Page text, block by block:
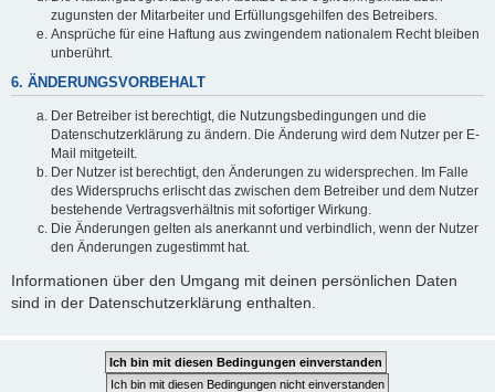
zugunsten der Mitarbeiter und Erfüllungsgehilfen des Betreibers.
Ansprüche für eine Haftung aus zwingendem nationalem Recht bleiben
unberührt.
6. ÄNDERUNGSVORBEHALT
Der Betreiber ist berechtigt, die Nutzungsbedingungen und die
Datenschutzerklärung zu ändern. Die Änderung wird dem Nutzer per E-
Mail mitgeteilt.
Der Nutzer ist berechtigt, den Änderungen zu widersprechen. Im Falle
des Widerspruchs erlischt das zwischen dem Betreiber und dem Nutzer
bestehende Vertragsverhältnis mit sofortiger Wirkung.
Die Änderungen gelten als anerkannt und verbindlich, wenn der Nutzer
den Änderungen zugestimmt hat.
Informationen über den Umgang mit deinen persönlichen Daten
sind in der Datenschutzerklärung enthalten.